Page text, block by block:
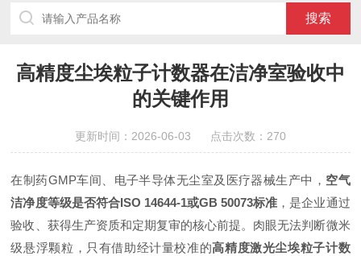
高精度尘埃粒子计数器在洁净室验收中
的关键作用
更新时间：2026-06-03 点击次数：270
在制药GMP车间、电子半导体无尘室及医疗器械生产中， 空气
洁净度等级是否符合ISO 14644-1或GB 50073标准 ，是企业通过
验收、获得生产资质和定期复审的核心前提。肉眼无法判断微米
级悬浮颗粒，只有借助经计量校准的高精度激光尘埃粒子计数